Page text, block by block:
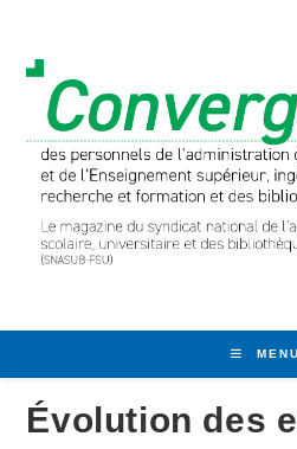
content
MENU
Évolution des